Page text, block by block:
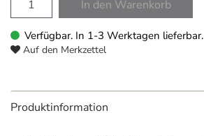
In den Warenkorb
Verfügbar. In 1-3 Werktagen lieferbar.
Auf den Merkzettel
Produktinformation